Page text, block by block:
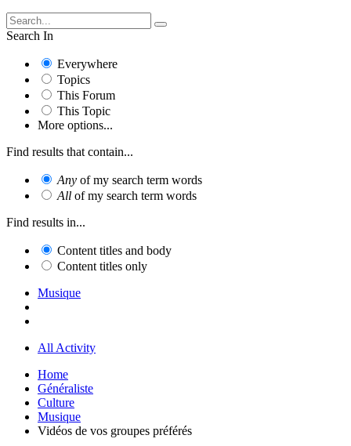
Search In
Everywhere
Topics
This Forum
This Topic
More options...
Find results that contain...
Any of my search term words
All of my search term words
Find results in...
Content titles and body
Content titles only
Musique
All Activity
Home
Généraliste
Culture
Musique
Vidéos de vos groupes préférés